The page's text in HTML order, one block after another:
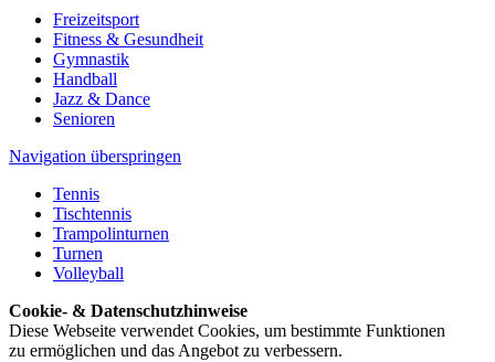
Freizeitsport
Fitness & Gesundheit
Gymnastik
Handball
Jazz & Dance
Senioren
Navigation überspringen
Tennis
Tischtennis
Trampolinturnen
Turnen
Volleyball
Cookie- & Datenschutzhinweise
Diese Webseite verwendet Cookies, um bestimmte Funktionen
zu ermöglichen und das Angebot zu verbessern.